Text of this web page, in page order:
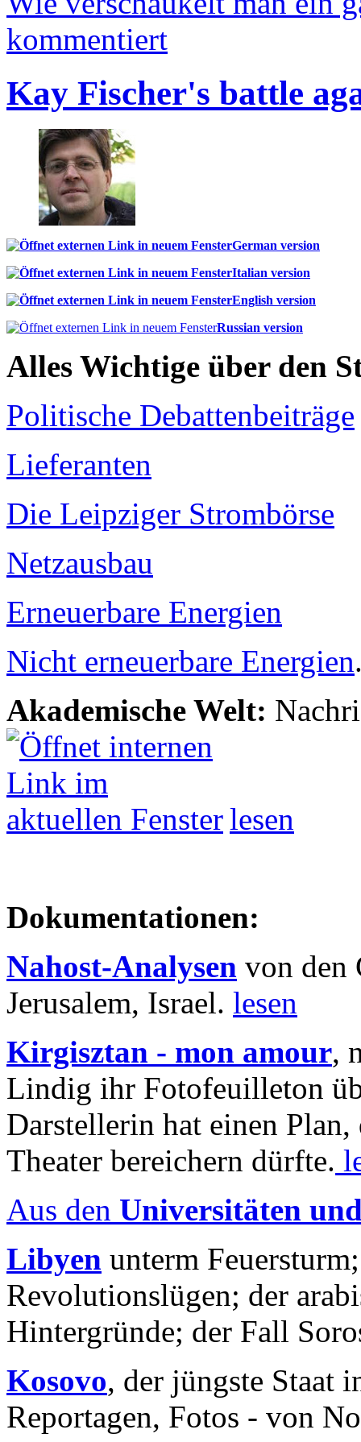
kommentiert
Kay Fischer's battle
German version
Italian version
English version
Russian version
Alles Wichtige über den
Politische Debattenbeiträge
Lieferanten
Die Leipziger Strombörse
Netzausbau
Erneuerbare Energien
Nicht erneuerbare Energien
Akademische Welt:
lesen
Dokumentationen:
Nahost-Analysen von den
Jerusalem, Israel. lesen
Kirgisztan - mon amour,
Lindig ihr Fotofeuilleton
Darstellerin hat einen Plan,
Theater bereichern dürfte.
Aus den Universitäten
Libyen unterm
Revolutionslügen; der
Hintergründe; der Fall
Kosovo, der jüngste Staat
Reportagen, Fotos - von